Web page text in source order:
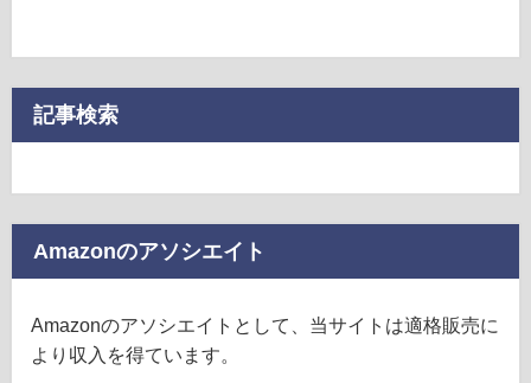
記事検索
Amazonのアソシエイト
Amazonのアソシエイトとして、当サイトは適格販売に
より収入を得ています。